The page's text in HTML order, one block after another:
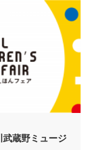
武蔵野ミュージ